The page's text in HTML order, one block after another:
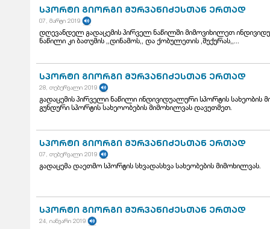
სპორტი გიორგი მურვანიძესთან ერთად
07, მარტი 2019
დღევანდელ გადაცემის პირველ ნაწილში მიმოვიხილეთ
ნაწილი კი ბათუმის ,,დინამოს,, და ქობულეთის ,შუქურას,,...
სპორტი გიორგი მურვანიძესთან ერთად
28, თებერვალი 2019
გადაცემის პირველი ნაწილი ინდივიდუალური სპორტის სახეობის
გუნდური სპორტის სახეოობების მიმოხილვას დავუთმეთ.
სპორტი გიორგი მურვანიძესთან ერთად
07, თებერვალი 2019
გადაცემა დაეთმო სპორტის სხვადასხვა სახეობების მიმოხილვას.
სპორტი გიორგი მურვანიძესთან ერთად
24, იანვარი 2019